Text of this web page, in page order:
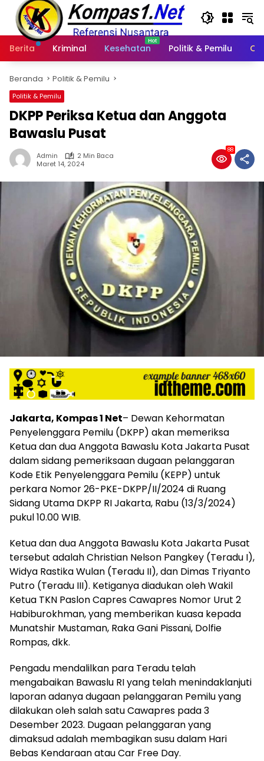
Langsung
konten
Berita
Kriminal Kesehatan Politik & Pemilu
Beranda Politik & Pemilu
Politik & Pemilu
DKPP Periksa Ketua dan Anggota
Bawaslu Pusat
Admin
2 Min Baca
Maret 14, 2024
88
Jakarta, Kompas 1 Net– Dewan Kehormatan
Penyelenggara Pemilu (DKPP) akan memeriksa
Ketua dan dua Anggota Bawaslu Kota Jakarta Pusat
dalam sidang pemeriksaan dugaan pelanggaran
Kode Etik Penyelenggara Pemilu (KEPP) untuk
perkara Nomor 26-PKE-DKPP/II/2024 di Ruang
Sidang Utama DKPP RI Jakarta, Rabu (13/3/2024)
pukul 10.00 WIB.
Ketua dan dua Anggota Bawaslu Kota Jakarta Pusat
tersebut adalah Christian Nelson Pangkey (Teradu I),
Widya Rastika Wulan (Teradu II), dan Dimas Triyanto
Putro (Teradu III). Ketiganya diadukan oleh Wakil
Ketua TKN Paslon Capres Cawapres Nomor Urut 2
Habiburokhman, yang memberikan kuasa kepada
Munatshir Mustaman, Raka Gani Pissani, Dolfie
Rompas, dkk.
Pengadu mendalilkan para Teradu telah
mengabaikan Bawaslu RI yang telah menindaklanjuti
laporan adanya dugaan pelanggaran Pemilu yang
dilakukan oleh salah satu Cawapres pada 3
Desember 2023. Dugaan pelanggaran yang
dimaksud adalah membagikan susu dalam Hari
Bebas Kendaraan atau Car Free Day.